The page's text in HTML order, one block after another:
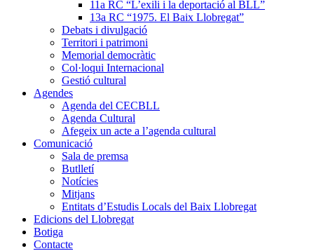
11a RC “L’exili i la deportació al BLL”
13a RC “1975. El Baix Llobregat”
Debats i divulgació
Territori i patrimoni
Memorial democràtic
Col·loqui Internacional
Gestió cultural
Agendes
Agenda del CECBLL
Agenda Cultural
Afegeix un acte a l’agenda cultural
Comunicació
Sala de premsa
Butlletí
Notícies
Mitjans
Entitats d’Estudis Locals del Baix Llobregat
Edicions del Llobregat
Botiga
Contacte